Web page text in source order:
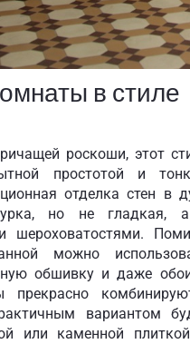
в стиле
роскоши, этот
простотой и
отделка стен в
но не гладкая,
шероховатостями.
можно
обшивку и даже
вариантом
или каменной